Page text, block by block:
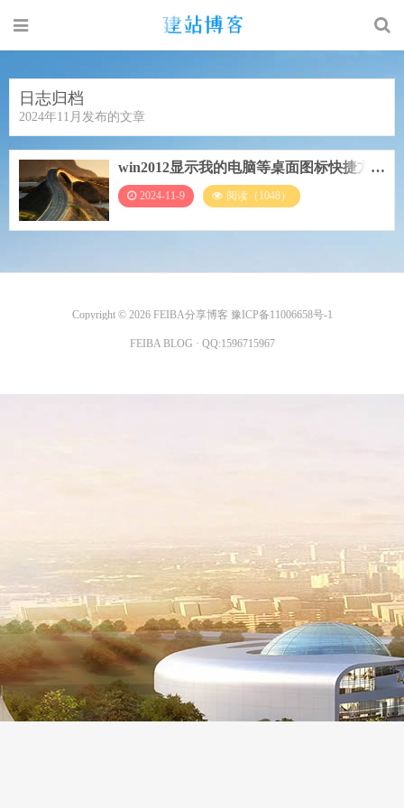
日志归档
2024年11月发布的文章
win2012显示我的电脑等桌面图标快捷方
式
2024-11-9 阅读（1048）
Copyright © 2026 FEIBA分享博客 豫ICP备11006658号-1
FEIBA BLOG · QQ:1596715967